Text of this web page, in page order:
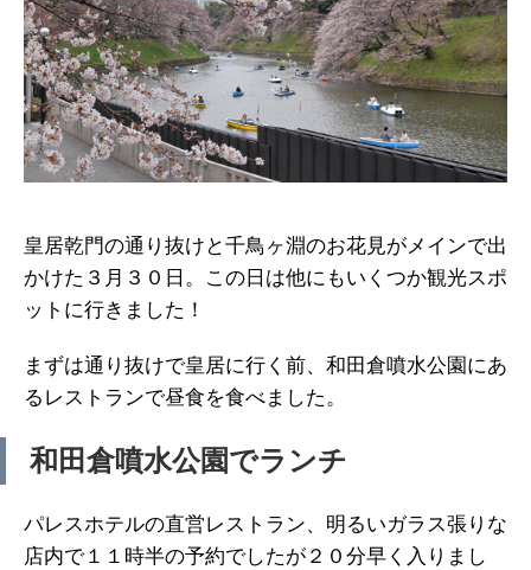
皇居乾門の通り抜けと千鳥ヶ淵のお花見がメインで出
かけた３月３０日。この日は他にもいくつか観光スポ
ットに行きました！
まずは通り抜けで皇居に行く前、和田倉噴水公園にあ
るレストランで昼食を食べました。
和田倉噴水公園でランチ
パレスホテルの直営レストラン、明るいガラス張りな
店内で１１時半の予約でしたが２０分早く入りまし